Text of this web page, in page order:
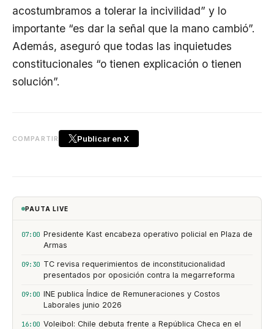
acostumbramos a tolerar la incivilidad” y lo
importante “es dar la señal que la mano cambió”.
Además, aseguró que todas las inquietudes
constitucionales “o tienen explicación o tienen
solución”.
COMPARTIR Publicar en X
PAUTA LIVE
07:00 Presidente Kast encabeza operativo policial en Plaza de
Armas
09:30 TC revisa requerimientos de inconstitucionalidad
presentados por oposición contra la megarreforma
09:00 INE publica Índice de Remuneraciones y Costos
Laborales junio 2026
16:00 Voleibol: Chile debuta frente a República Checa en el